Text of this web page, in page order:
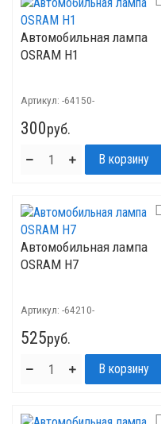
Автомобильная лампа
OSRAM H1
Артикул: -64150-
300руб.
Автомобильная лампа
OSRAM H7
Артикул: -64210-
525руб.